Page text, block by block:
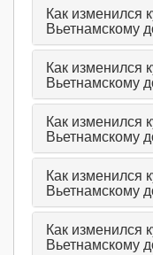
Как изменился
Вьетнамскому
Как изменился
Вьетнамскому
Как изменился
Вьетнамскому
Как изменился
Вьетнамскому
Как изменился
Вьетнамскому